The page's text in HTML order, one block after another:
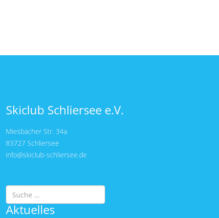
Skiclub Schliersee e.V.
Miesbacher Str. 34a
83727 Schliersee
info@skiclub-schliersee.de
Suchen
Aktuelles